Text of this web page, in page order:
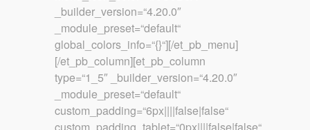
_builder_version=“4.20.0″
_module_preset=“default“
global_colors_info=“{}“][/et_pb_menu]
[/et_pb_column][et_pb_column
type=“1_5″ _builder_version=“4.20.0″
_module_preset=“default“
custom_padding=“6px||||false|false“
custom_padding_tablet=“0px||||false|false“